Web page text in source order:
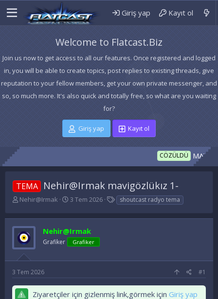
Giriş yap Kayıt ol
Welcome to Flatcast.Biz
Join us now to get access to all our features. Once registered and logged
in, you will be able to create topics, post replies to existing threads, give
reputation to your fellow members, get your own private messenger, and
so, so much more. It's also quick and totally free, so what are you waiting
for?
Giriş yap Kayıt ol
CÖZÜLDÜ
TEMA Nehir@Irmak mavigözlükız 1-
K
n
u
y
u
B
a
ş
l
a
t
Nehir@Irmak
B
ş
a
n
ı
t
a
r
3 Tem 2026
E
t
i
e
shoutcast radyo tema
Nehir@Irmak
Grafiker Grafiker
3 Tem 2026 #1
Ziyaretçiler için gizlenmiş link,görmek için Giriş yap